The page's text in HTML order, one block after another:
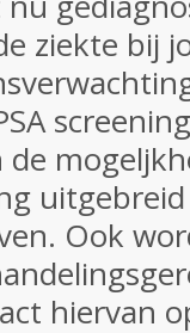
ziekte bij
Ook
hiervan